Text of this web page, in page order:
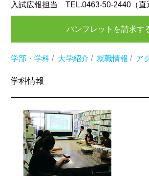
入試広報担当 TEL.0463-50-2440（直
パンフレットを請求す
学部・学科 / 大学紹介 / 就職情報 / ア
学科情報